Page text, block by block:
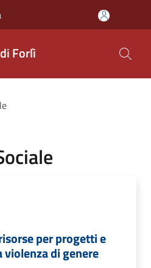
Forlì
per progetti e
di genere